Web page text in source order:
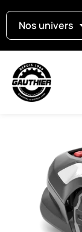
Nos univers